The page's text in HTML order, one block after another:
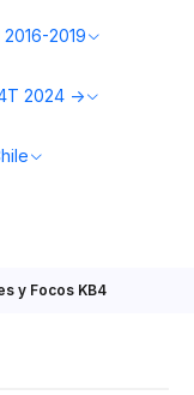
2016-2019
2024 ->
y Focos KB4